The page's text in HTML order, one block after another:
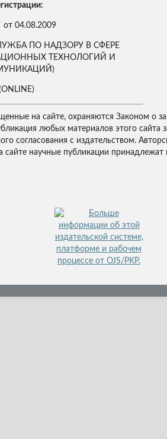
04.08.2009
ПО НАДЗОРУ В СФЕРЕ
ТЕХНОЛОГИЙ И
на сайте, охраняются Законом о
любых материалов этого сайта
согласования с издательством.
сайте научные публикации принадлежат